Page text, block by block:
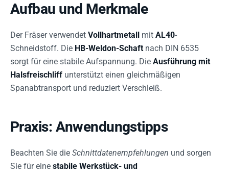
Aufbau und Merkmale
Der Fräser verwendet Vollhartmetall mit AL40-
Schneidstoff. Die HB-Weldon-Schaft nach DIN 6535
sorgt für eine stabile Aufspannung. Die Ausführung mit
Halsfreischliff unterstützt einen gleichmäßigen
Spanabtransport und reduziert Verschleiß.
Praxis: Anwendungstipps
Beachten Sie die Schnittdatenempfehlungen und sorgen
Sie für eine stabile Werkstück- und